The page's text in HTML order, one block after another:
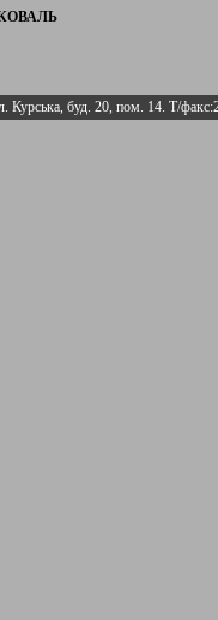
Курська, буд. 20, пом. 14. Т/